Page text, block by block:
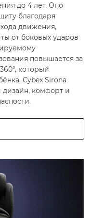
до 4 лет. Оно
благодаря
движения,
от боковых ударов
повышается за
который
Cybex Sirona
дизайн, комфорт и